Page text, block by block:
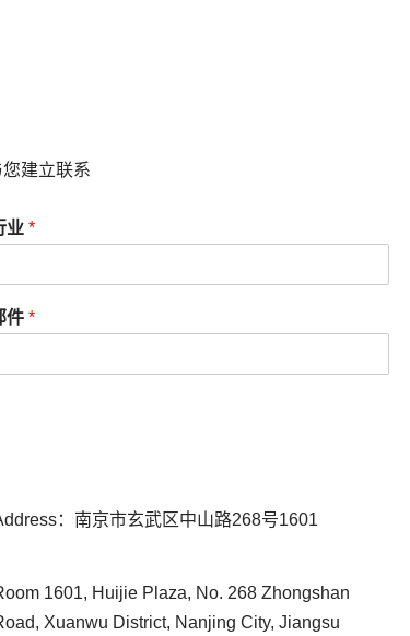
建立联系
业 *
件 *
：南京市玄武区中山路268号1601
1601, Huijie Plaza, No. 268 Zhongshan
Xuanwu District, Nanjing City, Jiangsu